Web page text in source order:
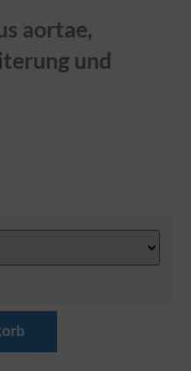
aortae,
und